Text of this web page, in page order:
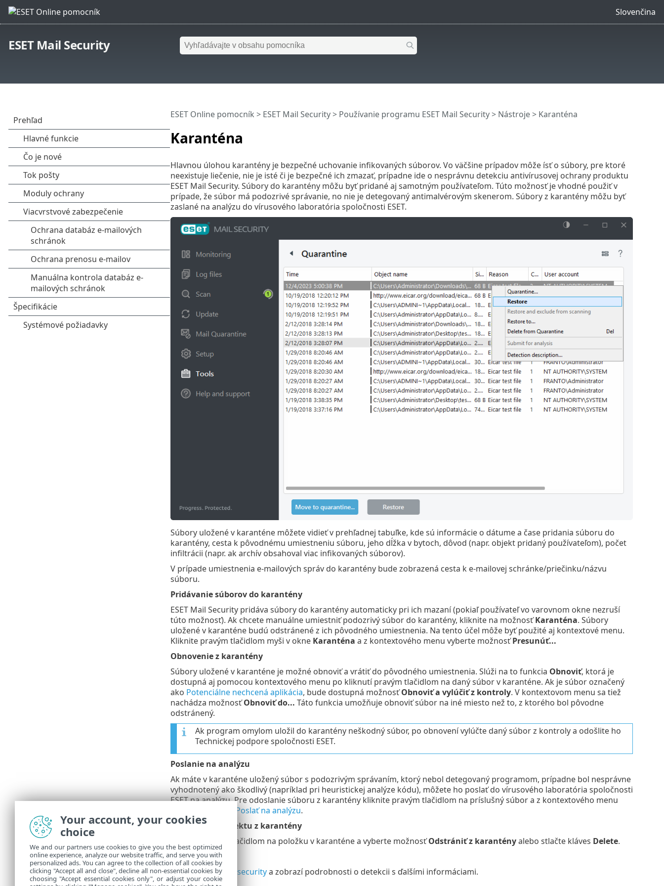
Slovenčina
ESET Mail Security
Karanténa
ESET Online pomocník > ESET Mail Security> Používanie programu ESET Mail Security> Nástroje> Karanténa
Hlavnou úlohou karantény je bezpečné uchovanie infikovaných súborov. Vo väčšine prípadov môže ísť o súbory, pre ktoré
neexistuje liečenie, nie je isté či je bezpečné ich zmazať, prípadne ide o nesprávnu detekciu antivírusovej ochrany produktu
ESET Mail Security. Súbory do karantény môžu byť pridané aj samotným používateľom. Túto možnosť je vhodné použiť v
prípade, že súbor má podozrivé správanie, no nie je detegovaný antimalvérovým skenerom. Súbory z karantény môžu byť
zaslané na analýzu do vírusového laboratória spoločnosti ESET.
Súbory uložené v karanténe môžete vidieť v prehľadnej tabuľke, kde sú informácie o dátume a čase pridania súboru do
karantény, cesta k pôvodnému umiestneniu súboru, jeho dĺžka v bytoch, dôvod (napr. objekt pridaný používateľom), počet
infiltrácii (napr. ak archív obsahoval viac infikovaných súborov).
V prípade umiestnenia e-mailových správ do karantény bude zobrazená cesta k e-mailovej schránke/priečinku/názvu
súboru.
Pridávanie súborov do karantény
ESET Mail Security pridáva súbory do karantény automaticky pri ich mazaní (pokiaľ používateľ vo varovnom okne nezruší
túto možnosť). Ak chcete manuálne umiestniť podozrivý súbor do karantény, kliknite na možnosťKaranténa. Súbory
uložené v karanténe budú odstránené z ich pôvodného umiestnenia. Na tento účel môže byť použité aj kontextové menu.
Kliknite pravým tlačidlom myši v okne Karanténa a z kontextového menu vyberte možnosťPresunúť...
Obnovenie z karantény
Súbory uložené v karanténe je možné obnoviť a vrátiť do pôvodného umiestnenia. Slúži na to funkcia Obnoviť, ktorá je
dostupná aj pomocou kontextového menu po kliknutí pravým tlačidlom na daný súbor v karanténe. Ak je súbor označený
ako Potenciálne nechcená aplikácia, bude dostupná možnosťObnoviť a vylúčiť z kontroly. V kontextovom menu sa tiež
nachádza možnosťObnoviť do... Táto funkcia umožňuje obnoviť súbor na iné miesto než to, z ktorého bol pôvodne
odstránený.
Ak program omylom uložil do karantény neškodný súbor, po obnovení vylúčte daný súbor z kontroly a odošlite ho
Technickej podpore spoločnosti ESET.
Poslanie na analýzu
Ak máte v karanténe uložený súbor s podozrivým správaním, ktorý nebol detegovaný programom, prípadne bol nesprávne
vyhodnotený ako škodlivý (napríklad pri heuristickej analýze kódu), môžete ho poslať do vírusového laboratória spoločnosti
ESET na analýzu. Pre odoslanie súboru z karantény kliknite pravým tlačidlom na príslušný súbor a z kontextového menu
Poslať na analýzu.
Odstránenie objektu z karantény
Kliknite pravým tlačidlom na položku v karanténe a vyberte možnosťOdstrániť z karantényalebo stlačte kláves Delete.
Popis detekcií
Otvorí fóra welivesecuritya zobrazí podrobnosti o detekcii s ďalšími informáciami.
Your account, your cookies
choice
We and our partners use cookies to give you the best optimized
online experience, analyze our website traffic, and serve you with
personalized ads. You can agree to the collection of all cookies by
clicking "Accept all and close", decline all non-essential cookies by
choosing "Accept essential cookies only", or adjust your cookie